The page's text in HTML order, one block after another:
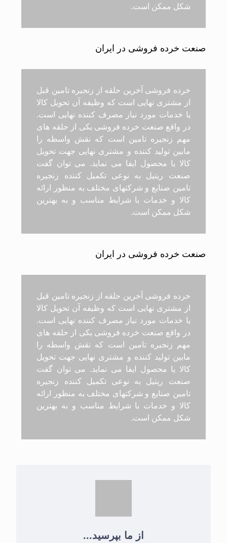
شکل ممکن است.
صنعت خرده فروشی در ایران
خرده فروشی آخرین حلقه از زنجیره تامین قبل
از مشتری نهایی است که وظیفه آن تحویل کالا
یا خدمات مورد نیاز مصرف کننده نهایی است.
در واقع صنعت خرده فروشی یکی از حلقه های
مهم زنجیره تامین است که نقش واسطه را
مابین تولید کننده و مشتری نهایی جهت تحویل
کالا یا محصول ایفا می نماید. می توان گفت
صنعت ریتیل به نوعی تکمیل کننده زنجیره
تامین صنایع و شرکتهای مختلف به منظور ارائه
کالا و خدمات با شرایط مناسب و به بهترین
شکل ممکن است.
صنعت خرده فروشی در ایران
خرده فروشی آخرین حلقه از زنجیره تامین قبل
از مشتری نهایی است که وظیفه آن تحویل کالا
یا خدمات مورد نیاز مصرف کننده نهایی است.
در واقع صنعت خرده فروشی یکی از حلقه های
مهم زنجیره تامین است که نقش واسطه را
مابین تولید کننده و مشتری نهایی جهت تحویل
کالا یا محصول ایفا می نماید. می توان گفت
صنعت ریتیل به نوعی تکمیل کننده زنجیره
تامین صنایع و شرکتهای مختلف به منظور ارائه
کالا و خدمات با شرایط مناسب و به بهترین
شکل ممکن است.
از ما بپرسید...